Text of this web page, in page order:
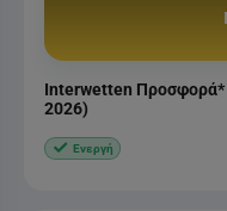
Interwetten
2026)
Ενεργή